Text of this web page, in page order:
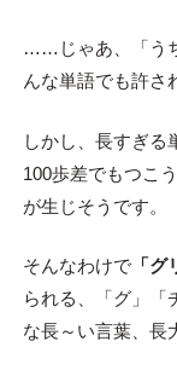
……じゃあ、「う
んな単語でも許さ
しかし、長すぎる
100歩差でもつこ
が生じそうです。
そんなわけで「グ
られる、「グ」「
な長～い言葉、長